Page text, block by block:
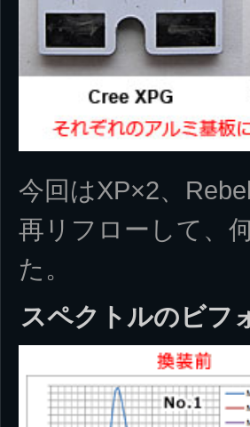
今回はXP×2、
再リフローして、
た。
スペクトルのビフ